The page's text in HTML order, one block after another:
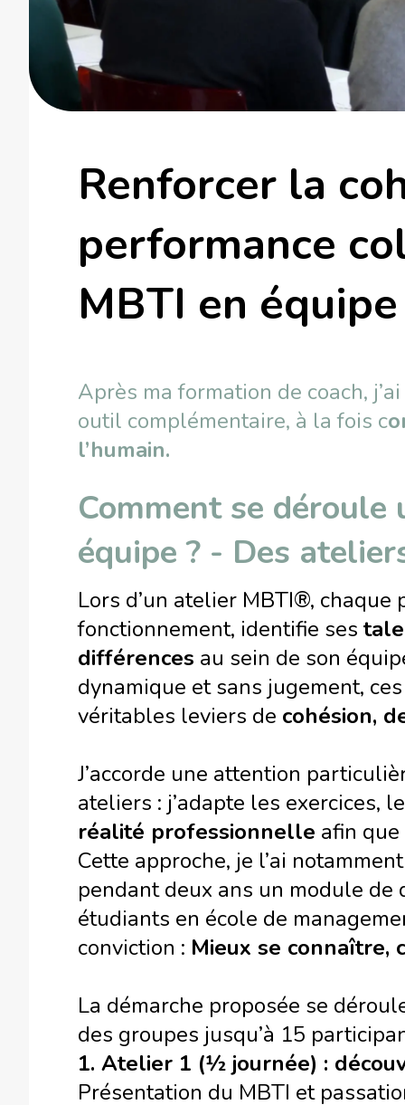
Renforcer la
performance
MBTI en équipe
Après ma formation de coach,
outil complémentaire, à la fois c
l’humain.
Comment se
équipe ? - Des
Lors d’un atelier MBTI®,
fonctionnement, identifie ses
différences au sein de son
dynamique et sans jugement,
véritables leviers de cohésion,
J’accorde une attention
ateliers : j’adapte les exercices,
réalité professionnelle afin
Cette approche, je l’ai
pendant deux ans un module
étudiants en école de
conviction : Mieux se connaître,
La démarche proposée se
des groupes jusqu’à 15
1. Atelier 1 (1⁄2 journée) :
Présentation du MBTI et